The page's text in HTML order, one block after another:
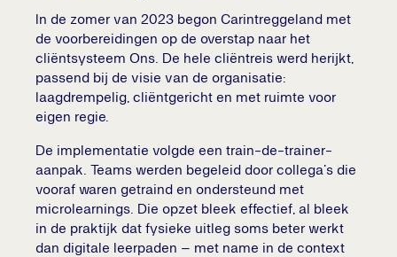
In de zomer van 2023 begon Carintreggeland met
de voorbereidingen op de overstap naar het
cliëntsysteem Ons. De hele cliëntreis werd herijkt,
passend bij de visie van de organisatie:
laagdrempelig, cliëntgericht en met ruimte voor
eigen regie.
De implementatie volgde een train-de-trainer-
aanpak. Teams werden begeleid door collega’s die
vooraf waren getraind en ondersteund met
microlearnings. Die opzet bleek effectief, al bleek
in de praktijk dat fysieke uitleg soms beter werkt
dan digitale leerpaden – met name in de context